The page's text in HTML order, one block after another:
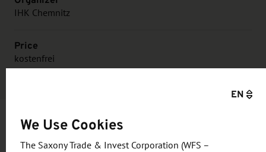
IHK Chemnitz
Price
kostenfrei
Information and objective
EN
We Use Cookies
The Saxony Trade & Invest Corporation (WFS –